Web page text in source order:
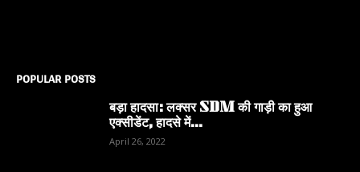
POPULAR POSTS
बड़ा हादसा: लक्सर SDM की गाड़ी का हुआ
एक्सीडेंट, हादसे में...
April 26, 2022